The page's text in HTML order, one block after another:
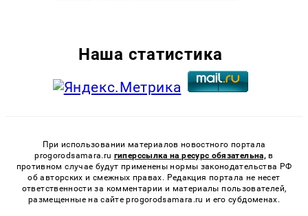
Наша статистика
При использовании материалов новостного портала
progorodsamara.ru гиперссылка на ресурс обязательна, в
противном случае будут применены нормы законодательства РФ
об авторских и смежных правах. Редакция портала не несет
ответственности за комментарии и материалы пользователей,
размещенные на сайте progorodsamara.ru и его субдоменах.